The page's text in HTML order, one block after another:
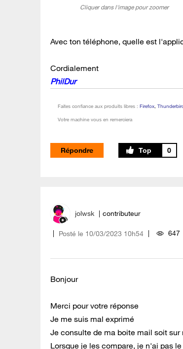
Cliquer dans l'image pour zoomer
Avec ton téléphone, quelle est
Cordialement
PhilDur
Faites confiance aux produits libres : Firefox,
Votre machine vous en remerciera
Répondre 0
jolwsk contributeur
Posté le ‎10/03/2023 10h54 647
Bonjour
Merci pour votre réponse
Je me suis mal exprimé
Je consulte de ma boite mail soit
Lorsque je les compare, je n'ai pas